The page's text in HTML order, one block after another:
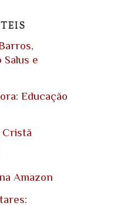
e
Educação
Cristã
Amazon